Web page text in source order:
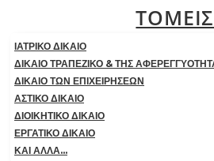
ΙΑΤΡΙΚΟ ΔΙΚΑΙΟ
ΔΙΚΑΙΟ ΤΡΑΠΕΖΙΚΟ & ΤΗΣ
ΔΙΚΑΙΟ ΤΩΝ ΕΠΙΧΕΙΡΗΣΕΩΝ
ΑΣΤΙΚΟ ΔΙΚΑΙΟ
ΔΙΟΙΚΗΤΙΚΟ ΔΙΚΑΙΟ
ΕΡΓΑΤΙΚΟ ΔΙΚΑΙΟ
ΚΑΙ ΑΛΛΑ…